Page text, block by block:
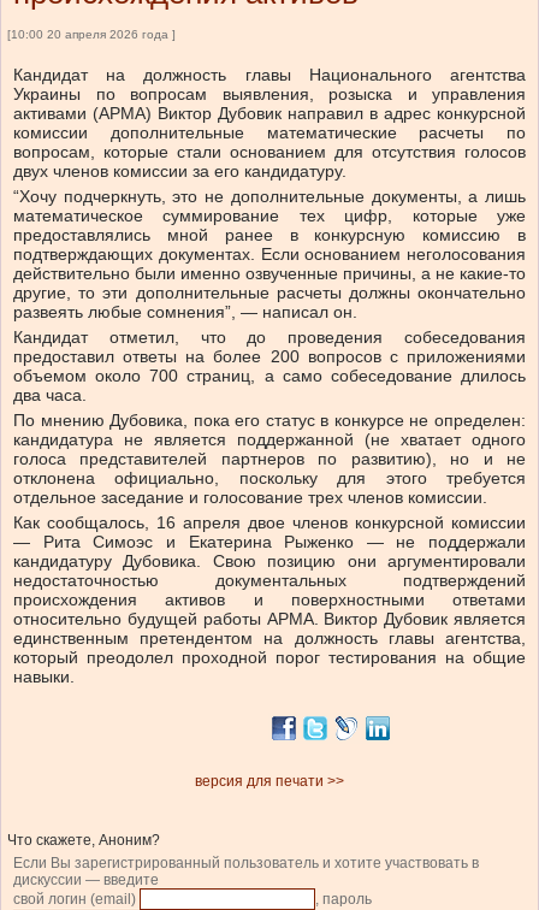
[10:00 20 апреля 2026 года ]
Кандидат на должность главы Национального агентства
Украины по вопросам выявления, розыска и управления
активами (АРМА) Виктор Дубовик направил в адрес конкурсной
комиссии дополнительные математические расчеты по
вопросам, которые стали основанием для отсутствия голосов
двух членов комиссии за его кандидатуру.
“Хочу подчеркнуть, это не дополнительные документы, а лишь
математическое суммирование тех цифр, которые уже
предоставлялись мной ранее в конкурсную комиссию в
подтверждающих документах. Если основанием неголосования
действительно были именно озвученные причины, а не какие-то
другие, то эти дополнительные расчеты должны окончательно
развеять любые сомнения”, — написал он.
Кандидат отметил, что до проведения собеседования
предоставил ответы на более 200 вопросов с приложениями
объемом около 700 страниц, а само собеседование длилось
два часа.
По мнению Дубовика, пока его статус в конкурсе не определен:
кандидатура не является поддержанной (не хватает одного
голоса представителей партнеров по развитию), но и не
отклонена официально, поскольку для этого требуется
отдельное заседание и голосование трех членов комиссии.
Как сообщалось, 16 апреля двое членов конкурсной комиссии
— Рита Симоэс и Екатерина Рыженко — не поддержали
кандидатуру Дубовика. Свою позицию они аргументировали
недостаточностью документальных подтверждений
происхождения активов и поверхностными ответами
относительно будущей работы АРМА. Виктор Дубовик является
единственным претендентом на должность главы агентства,
который преодолел проходной порог тестирования на общие
навыки.
версия для печати >>
Что скажете, Аноним?
Если Вы зарегистрированный пользователь и хотите участвовать в
дискуссии — введите
свой логин (email)
, пароль